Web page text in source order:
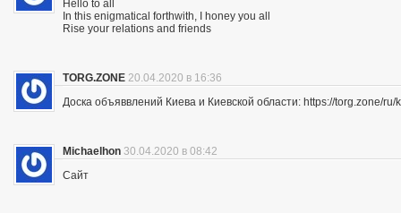
Hello to all
In this enigmatical forthwith, I honey you all
Rise your relations and friends
TORG.ZONE 20.04.2020 в 16:36
Доска объяввлений Киева и Киевской области: https://torg.zone/ru/
Michaelhon 30.04.2020 в 08:42
Сайт